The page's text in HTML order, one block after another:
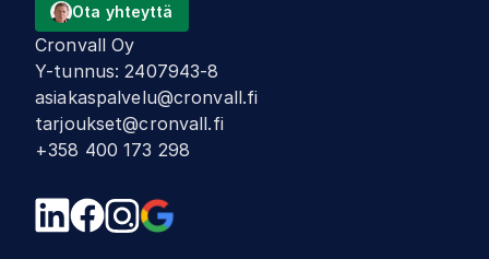
Ota yhteyttä
Cronvall Oy
Y-tunnus:2407943-8
asiakaspalvelu@cronvall.fi
tarjoukset@cronvall.fi
+358 400 173 298